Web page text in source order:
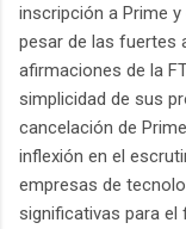
inscripción a Prime
pesar de las fuertes
afirmaciones de la
simplicidad de sus
cancelación de
inflexión en el
empresas de
significativas para el